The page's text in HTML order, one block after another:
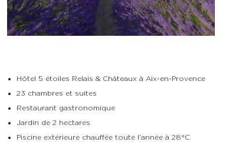
Hôtel 5 étoiles Relais & Châteaux à Aix-en-Provence
23 chambres et suites
Restaurant gastronomique
Jardin de 2 hectares
Piscine extérieure chauffée toute l'année à 28°C